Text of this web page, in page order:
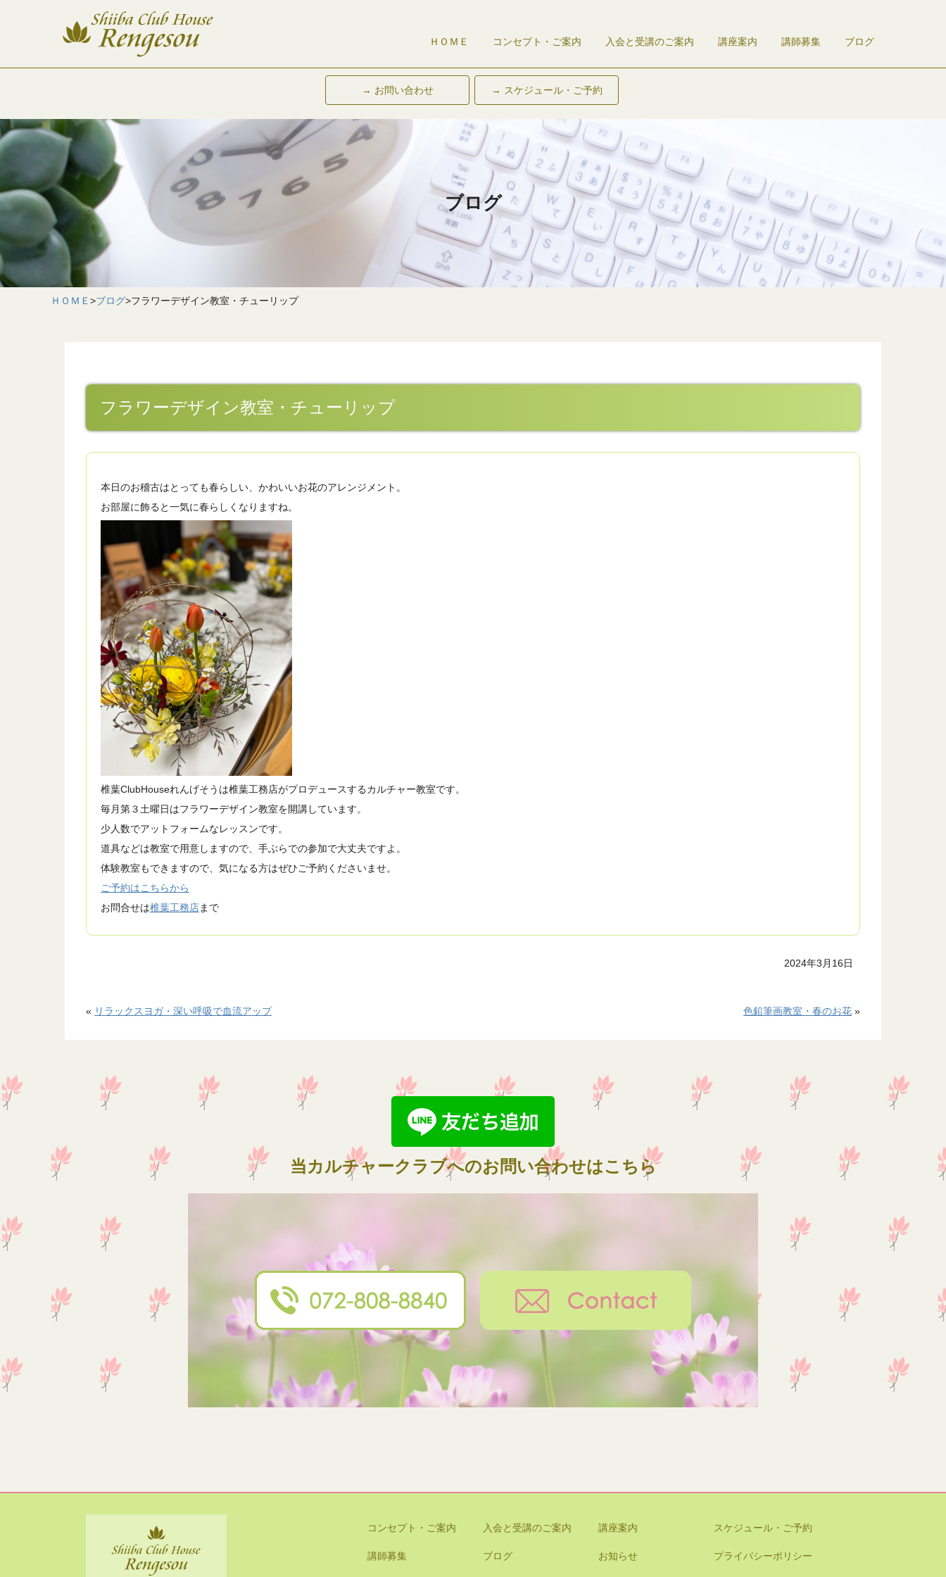
ＨＯＭＥ コンセプト・ご案内 入会と受講のご案内 講座案内 講師募集 ブログ
→ お問い合わせ → スケジュール・ご予約
ブログ
ＨＯＭＥ >ブログ>フラワーデザイン教室・チューリップ
フラワーデザイン教室・チューリップ
本日のお稽古はとっても春らしい、かわいいお花のアレンジメント。
お部屋に飾ると一気に春らしくなりますね。
椎葉ClubHouseれんげそうは椎葉工務店がプロデュースするカルチャー教室です。
毎月第３土曜日はフラワーデザイン教室を開講しています。
少人数でアットフォームなレッスンです。
道具などは教室で用意しますので、手ぶらでの参加で大丈夫ですよ。
体験教室もできますので、気になる方はぜひご予約くださいませ。
ご予約はこちらから
お問合せは椎葉工務店まで
2024年3月16日
色鉛筆画教室・春のお花 »
« リラックスヨガ・深い呼吸で血流アップ
当カルチャークラブへのお問い合わせはこちら
コンセプト・ご案内 入会と受講のご案内 講座案内 スケジュール・ご予約
講師募集 ブログ お知らせ プライバシーポリシー